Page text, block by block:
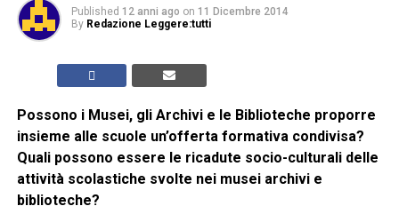
Published 12 anni ago on 11 Dicembre 2014
By Redazione Leggere:tutti
Possono i Musei, gli Archivi e le Biblioteche proporre
insieme alle scuole un’offerta formativa condivisa?
Quali possono essere le ricadute socio-culturali delle
attività scolastiche svolte nei musei archivi e
biblioteche?